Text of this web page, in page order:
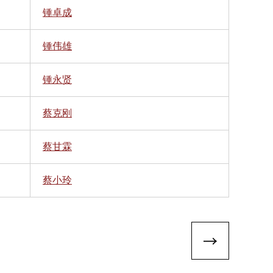
锺卓成
锺伟雄
锺永贤
蔡克刚
蔡甘霖
蔡小玲